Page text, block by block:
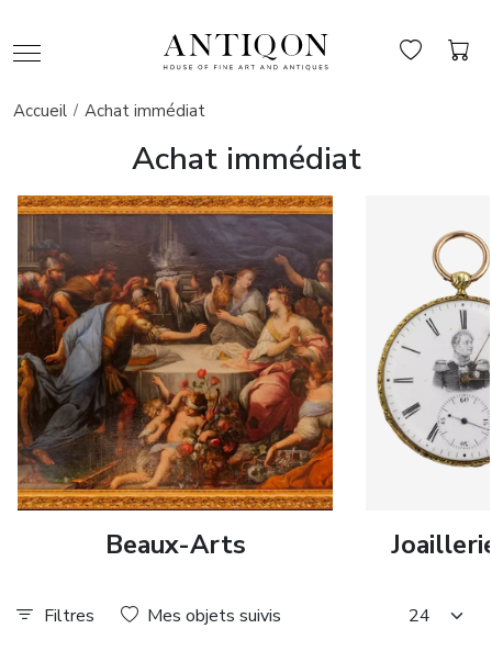
Accueil Achat immédiat
Achat immédiat
Beaux-Arts
Filtres Mes objets suivis